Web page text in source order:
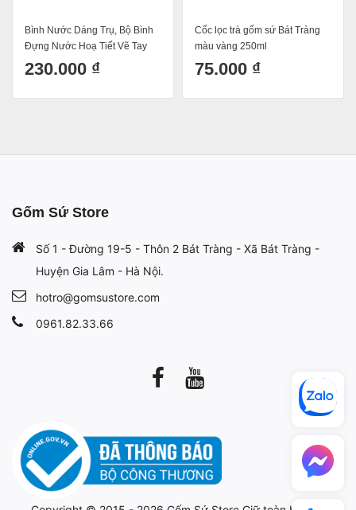
Bình Nước Dáng Trụ, Bộ Bình
Đựng Nước Hoạ Tiết Vẽ Tay
Đàn Cá Decor Dễ Thương Cốc
Uống Nước Sứ Bát Tràng
230.000 ₫
Cốc lọc trà gốm sứ Bát Tràng
màu vàng 250ml
75.000 ₫
Gốm Sứ Store
Số 1 - Đường 19-5 - Thôn 2 Bát Tràng - Xã Bát Tràng -
Huyện Gia Lâm - Hà Nội.
hotro@gomsustore.com
0961.82.33.66